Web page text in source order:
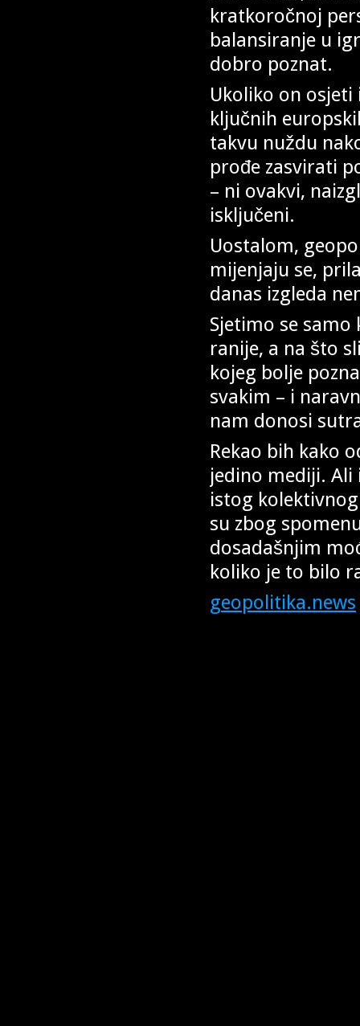
kratkoročnoj
balansiranje u
dobro poznat.
Ukoliko on
ključnih
takvu nuždu
prođe zasvirati
– ni ovakvi,
isključeni.
Uostalom,
mijenjaju se,
danas izgleda
Sjetimo se samo
ranije, a na što
kojeg bolje
svakim – i
nam donosi
Rekao bih kako
jedino mediji.
istog
su zbog
dosadašnjim
koliko je to bilo
geopolitika.news